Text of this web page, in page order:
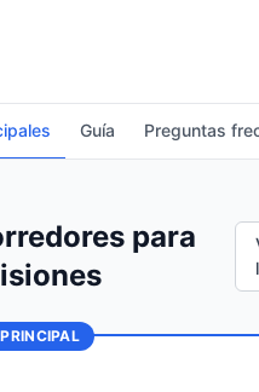
Guía Preguntas
para